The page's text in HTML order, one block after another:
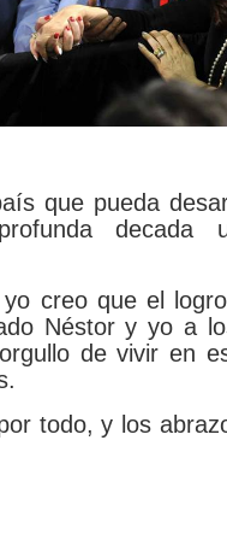
que pueda
decada
creo que el
Néstor y yo a
de vivir en
todo, y los